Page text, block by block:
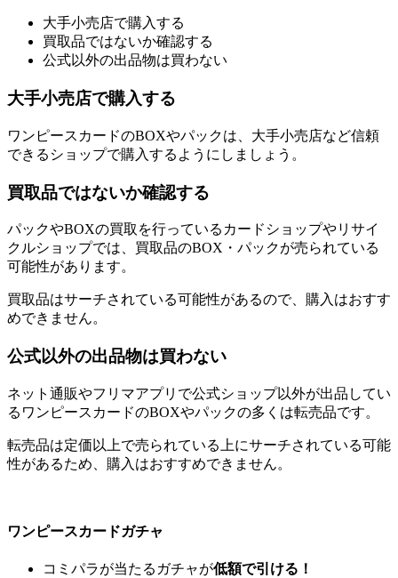
大手小売店で購入する
買取品ではないか確認する
公式以外の出品物は買わない
大手小売店で購入する
ワンピースカードのBOXやパックは、大手小売店など信頼
できるショップで購入するようにしましょう。
買取品ではないか確認する
パックやBOXの買取を行っているカードショップやリサイ
クルショップでは、買取品のBOX・パックが売られている
可能性があります。
買取品はサーチされている可能性があるので、購入はおすす
めできません。
公式以外の出品物は買わない
ネット通販やフリマアプリで公式ショップ以外が出品してい
るワンピースカードのBOXやパックの多くは転売品です。
転売品は定価以上で売られている上にサーチされている可能
性があるため、購入はおすすめできません。
ワンピースカードガチャ
コミパラが当たるガチャが低額で引ける！